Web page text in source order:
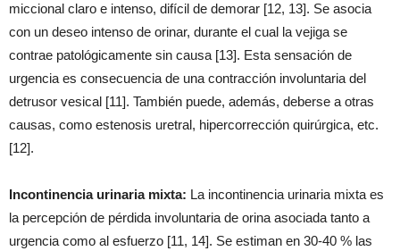
miccional claro e intenso, difícil de demorar [12, 13]. Se asocia
con un deseo intenso de orinar, durante el cual la vejiga se
contrae patológicamente sin causa [13]. Esta sensación de
urgencia es consecuencia de una contracción involuntaria del
detrusor vesical [11]. También puede, además, deberse a otras
causas, como estenosis uretral, hipercorrección quirúrgica, etc.
[12].
Incontinencia urinaria mixta: La incontinencia urinaria mixta es
la percepción de pérdida involuntaria de orina asociada tanto a
urgencia como al esfuerzo [11, 14]. Se estiman en 30-40 % las